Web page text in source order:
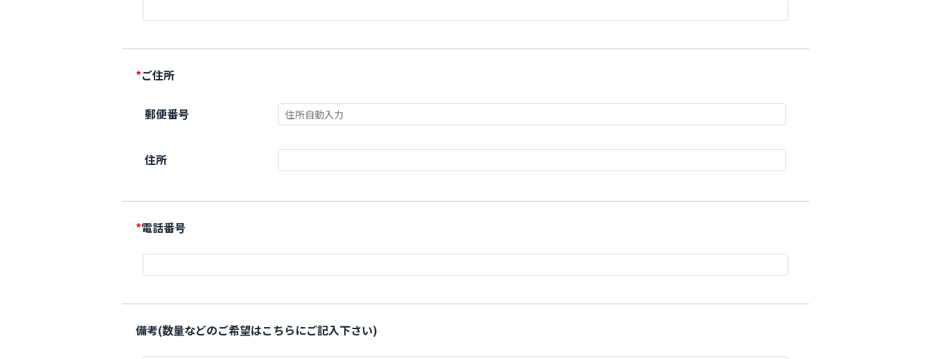
*ご住所
郵便番号
住所
*電話番号
備考(数量などのご希望はこちらにご記入下さい)